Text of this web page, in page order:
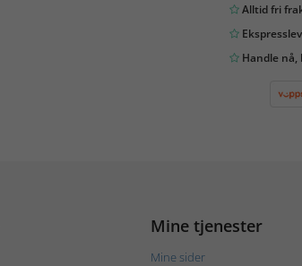
Alltid fri
Handle nå,
Mine tjenester
Mine sider